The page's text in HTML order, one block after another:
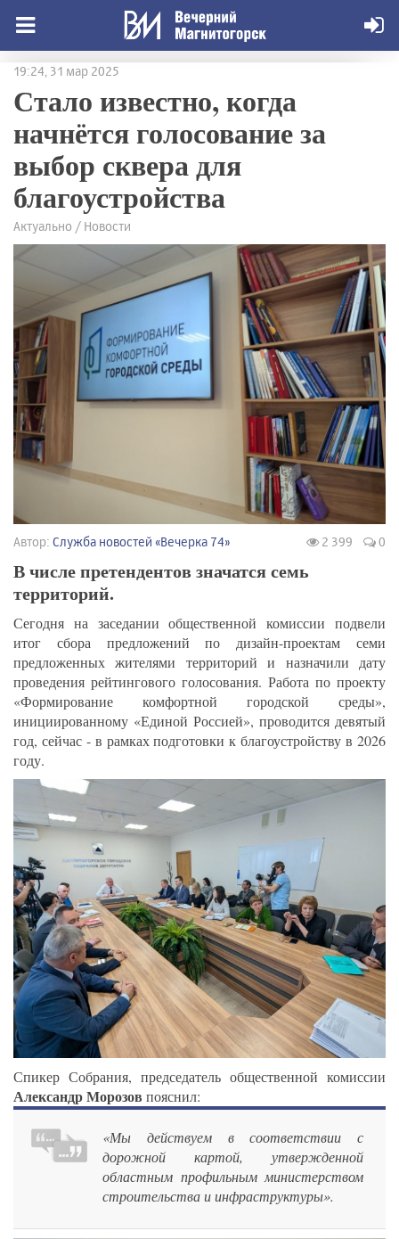
19:24, 31 мар 2025
Стало известно, когда
начнётся голосование за
выбор сквера для
благоустройства
Актуально / Новости
Автор: Служба новостей «Вечерка 74» 2 399 0
В числе претендентов значатся семь
территорий.
Сегодня на заседании общественной комиссии подвели
итог сбора предложений по дизайн-проектам семи
предложенных жителями территорий и назначили дату
проведения рейтингового голосования. Работа по проекту
«Формирование комфортной городской среды»,
инициированному «Единой Россией», проводится девятый
год, сейчас - в рамках подготовки к благоустройству в 2026
году.
Спикер Собрания, председатель общественной комиссии
Александр Морозов пояснил:
«Мы действуем в соответствии с
дорожной картой, утвержденной
областным профильным министерством
строительства и инфраструктуры».